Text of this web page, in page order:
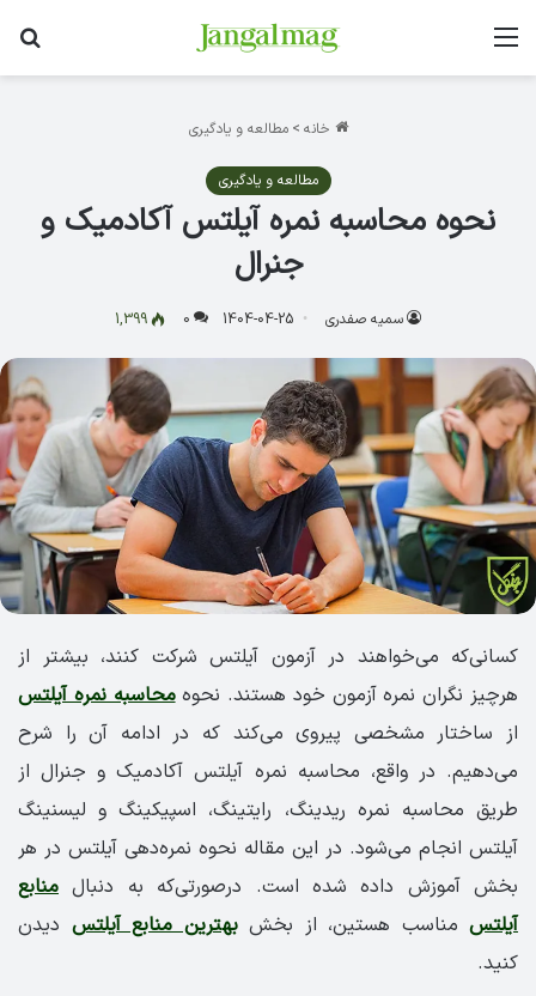
منو
خانه > مطالعه و یادگیری
مطالعه و یادگیری
نحوه محاسبه نمره آیلتس آکادمیک و
جنرال
سمیه صفدری 1404-04-25
0
1,399
کسانی‌که می‌خواهند در آزمون آیلتس شرکت کنند، بیشتر از
هرچیز نگران نمره آزمون خود هستند. نحوهمحاسبه نمره آیلتس
از ساختار مشخصی پیروی می‌کند که در ادامه آن را شرح
می‌دهیم. در واقع، محاسبه نمره آیلتس آکادمیک و جنرال از
طریق محاسبه نمره ریدینگ، رایتینگ، اسپیکینگ و ‏لیسنینگ
آیلتس انجام می‌شود. در این مقاله نحوه نمره‌‌دهی آیلتس در هر
بخش آموزش داده شده است. درصورتی‌که به دنبال منابع
آیلتس مناسب هستین، از بخشبهترین منابع آیلتس دیدن
کنید.